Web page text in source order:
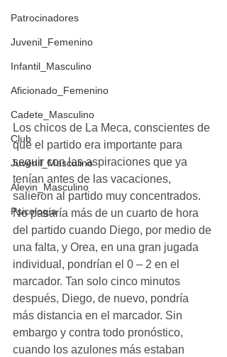
Patrocinadores
Juvenil_Femenino
Infantil_Masculino
Aficionado_Femenino
Cadete_Masculino
Club
Juvenil_Masculino
Alevin_Masculino
Psicología
Los chicos de La Meca, conscientes de
que el partido era importante para
seguir con las aspiraciones que ya
tenían antes de las vacaciones,
salieron al partido muy concentrados.
No pasaría más de un cuarto de hora
del partido cuando Diego, por medio de
una falta, y Orea, en una gran jugada
individual, pondrían el 0 – 2 en el
marcador. Tan solo cinco minutos
después, Diego, de nuevo, pondría
más distancia en el marcador. Sin
embargo y contra todo pronóstico,
cuando los azulones más estaban